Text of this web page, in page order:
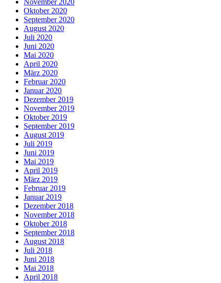
November 2020
Oktober 2020
September 2020
August 2020
Juli 2020
Juni 2020
Mai 2020
April 2020
März 2020
Februar 2020
Januar 2020
Dezember 2019
November 2019
Oktober 2019
September 2019
August 2019
Juli 2019
Juni 2019
Mai 2019
April 2019
März 2019
Februar 2019
Januar 2019
Dezember 2018
November 2018
Oktober 2018
September 2018
August 2018
Juli 2018
Juni 2018
Mai 2018
April 2018